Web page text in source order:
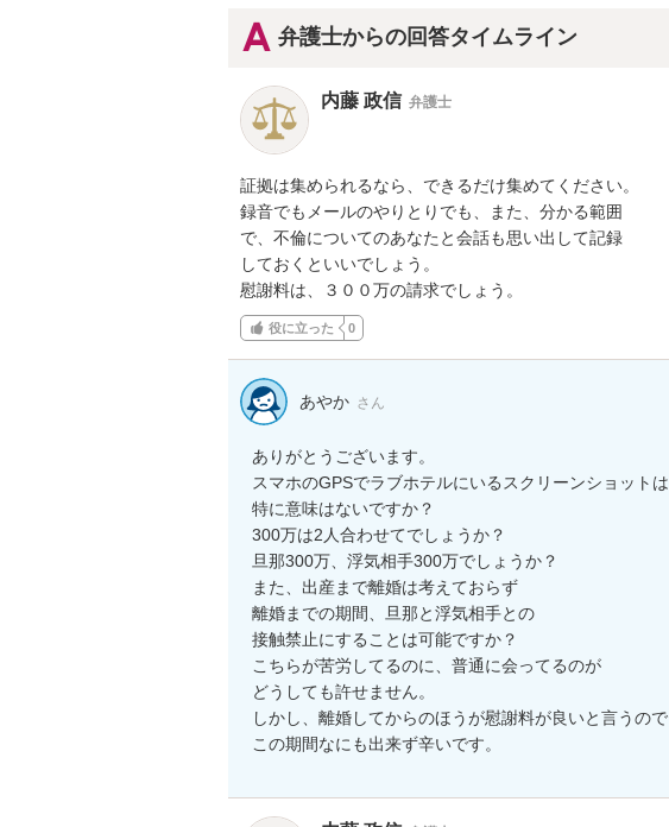
弁護士からの回答タイムライン
内藤 政信 弁護士
証拠は集められるなら、できるだけ集めてください。
録音でもメールのやりとりでも、また、分かる範囲
で、不倫についてのあなたと会話も思い出して記録
しておくといいでしょう。
慰謝料は、３００万の請求でしょう。
役に立った 0
あやか さん
ありがとうございます。
スマホのGPSでラブホテルにいるスクリーンショットは
特に意味はないですか？
300万は2人合わせてでしょうか？
旦那300万、浮気相手300万でしょうか？
また、出産まで離婚は考えておらず
離婚までの期間、旦那と浮気相手との
接触禁止にすることは可能ですか？
こちらが苦労してるのに、普通に会ってるのが
どうしても許せません。
しかし、離婚してからのほうが慰謝料が良いと言うので
この期間なにも出来ず辛いです。